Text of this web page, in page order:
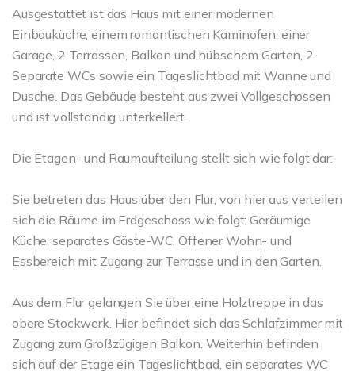
Ausgestattet ist das Haus mit einer modernen
Einbauküche, einem romantischen Kaminofen, einer
Garage, 2 Terrassen, Balkon und hübschem Garten, 2
Separate WCs sowie ein Tageslichtbad mit Wanne und
Dusche. Das Gebäude besteht aus zwei Vollgeschossen
und ist vollständig unterkellert.
Die Etagen- und Raumaufteilung stellt sich wie folgt dar:
Sie betreten das Haus über den Flur, von hier aus verteilen
sich die Räume im Erdgeschoss wie folgt: Geräumige
Küche, separates Gäste-WC, Offener Wohn- und
Essbereich mit Zugang zur Terrasse und in den Garten.
Aus dem Flur gelangen Sie über eine Holztreppe in das
obere Stockwerk. Hier befindet sich das Schlafzimmer mit
Zugang zum Großzügigen Balkon. Weiterhin befinden
sich auf der Etage ein Tageslichtbad, ein separates WC